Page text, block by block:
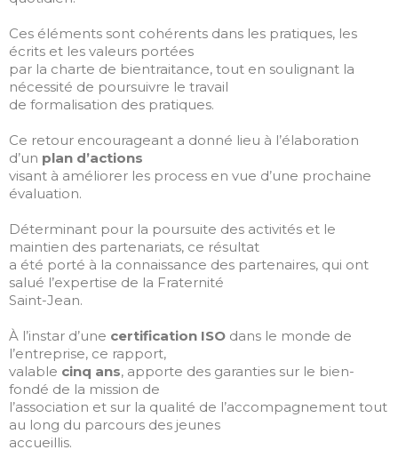
Ces éléments sont cohérents dans les pratiques, les
écrits et les valeurs portées
par la charte de bientraitance, tout en soulignant la
nécessité de poursuivre le travail
de formalisation des pratiques.
Ce retour encourageant a donné lieu à l’élaboration
d’un plan d’actions
visant à améliorer les process en vue d’une prochaine
évaluation.
Déterminant pour la poursuite des activités et le
maintien des partenariats, ce résultat
a été porté à la connaissance des partenaires, qui ont
salué l’expertise de la Fraternité
Saint-Jean.
À l’instar d’une certification ISO dans le monde de
l’entreprise, ce rapport,
valable cinq ans, apporte des garanties sur le bien-
fondé de la mission de
l’association et sur la qualité de l’accompagnement tout
au long du parcours des jeunes
accueillis.